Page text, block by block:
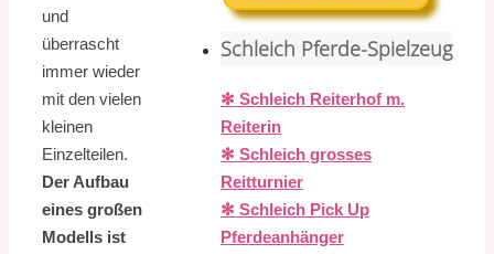
und
überrascht
immer wieder
mit den vielen
kleinen
Einzelteilen.
Der Aufbau
eines großen
Modells ist
Schleich Pferde-Spielzeug
✻ Schleich Reiterhof m.
Reiterin
✻ Schleich grosses
Reitturnier
✻ Schleich Pick Up
Pferdeanhänger